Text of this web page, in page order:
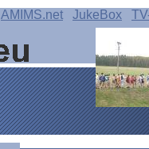
AMIMS.net JukeBox